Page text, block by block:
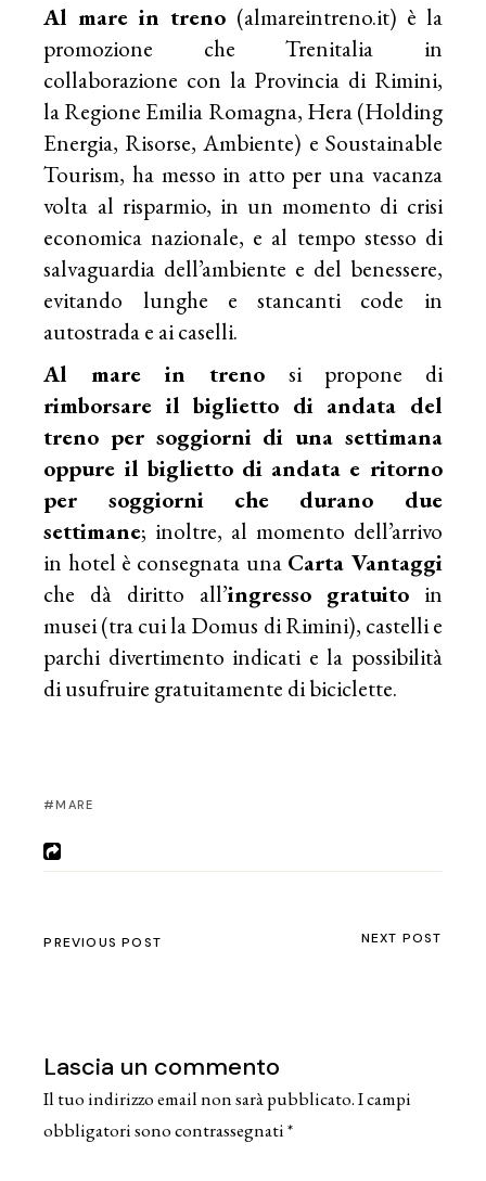
Al mare in treno (almareintreno.it) è la
promozione che Trenitalia in
collaborazione con la Provincia di Rimini,
la Regione Emilia Romagna, Hera (Holding
Energia, Risorse, Ambiente) e Soustainable
Tourism, ha messo in atto per una vacanza
volta al risparmio, in un momento di crisi
economica nazionale, e al tempo stesso di
salvaguardia dell’ambiente e del benessere,
evitando lunghe e stancanti code in
autostrada e ai caselli.
Al mare in treno si propone di
rimborsare il biglietto di andata del
treno per soggiorni di una settimana
oppure il biglietto di andata e ritorno
per soggiorni che durano due
settimane; inoltre, al momento dell’arrivo
in hotel è consegnata una Carta Vantaggi
che dà diritto all’ingresso gratuitoin
musei (tra cui la Domus di Rimini), castelli e
parchi divertimento indicati e la possibilità
di usufruire gratuitamente di biciclette.
MARE
PREVIOUS POST NEXT POST
Lascia un commento
Il tuo indirizzo email non sarà pubblicato.I campi
obbligatori sono contrassegnati*